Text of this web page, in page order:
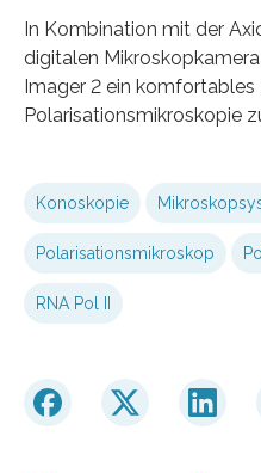
In Kombination mit der
digitalen
Imager 2 ein
Polarisationsmikroskopie
Konoskopie
Polarisationsmikroskop
RNA Pol II